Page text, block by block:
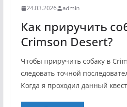
24.03.2026 admin
Как приручить
Crimson Desert?
Чтобы приручить собаку в
следовать точной
Когда я проходил данный